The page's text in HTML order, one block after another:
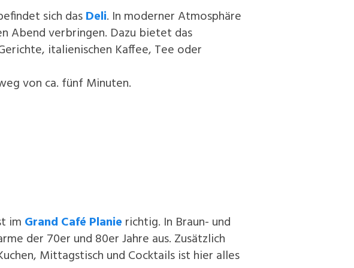
sich dasDeli. In moderner Atmosphäre
Abend verbringen. Dazu bietet das
italienischen Kaffee, Tee oder
von ca. fünf Minuten.
im Grand Café Planie richtig. In Braun- und
der 70er und 80er Jahre aus. Zusätzlich
Mittagstisch und Cocktails ist hier alles